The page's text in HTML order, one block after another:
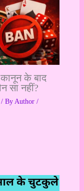
के बाद
सा नहीं?
By Author /